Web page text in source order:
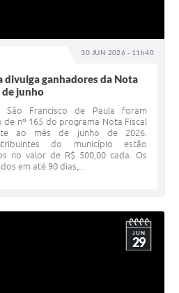
30 JUN 2026 - 11h40
divulga ganhadores da Nota
de junho
São Francisco de Paula foram
nº 165 do programa Nota Fiscal
ao mês de junho de 2026.
do município estão
no valor de R$ 500,00 cada. Os
em até 90 dias,...
JUN
29